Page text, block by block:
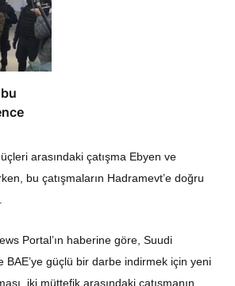
arasındaki çatışma Ebyen ve
bu çatışmaların Hadramevt’e doğru
Portal’ın haberine göre, Suudi
BAE’ye güçlü bir darbe indirmek için yeni
iki müttefik arasındaki çatışmanın